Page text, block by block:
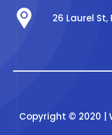
26 Laurel
Copyright © 2020 |